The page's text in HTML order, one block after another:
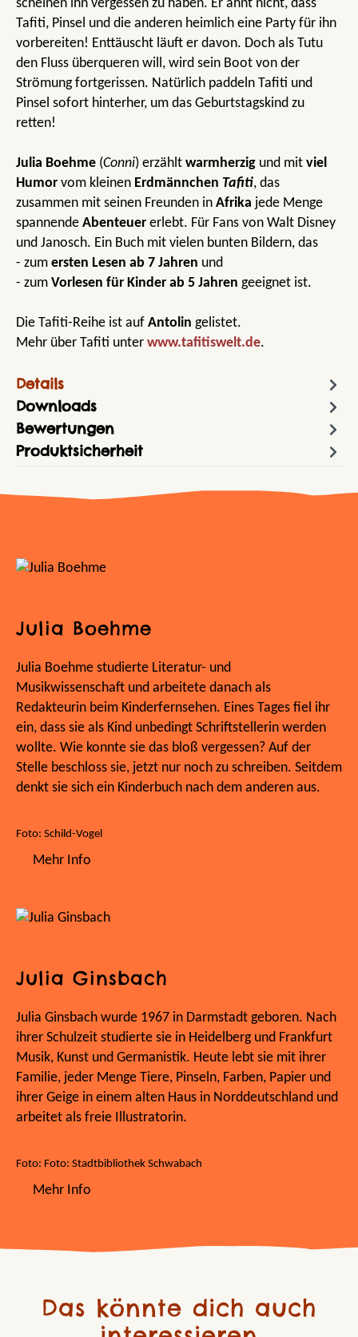
scheinen ihn vergessen zu haben. Er ahnt nicht, dass
Tafiti, Pinsel und die anderen heimlich eine Party für ihn
vorbereiten! Enttäuscht läuft er davon. Doch als Tutu
den Fluss überqueren will, wird sein Boot von der
Strömung fortgerissen. Natürlich paddeln Tafiti und
Pinsel sofort hinterher, um das Geburtstagskind zu
retten!
Julia Boehme (Conni) erzählt warmherzig und mit viel
Humor vom kleinen Erdmännchen Tafiti, das
zusammen mit seinen Freunden in Afrika jede Menge
spannende Abenteuer erlebt. Für Fans von Walt Disney
und Janosch. Ein Buch mit vielen bunten Bildern, das
- zum ersten Lesen ab 7 Jahren und
- zum Vorlesen für Kinder ab 5 Jahren geeignet ist.
Die Tafiti-Reihe ist auf Antolin gelistet.
Mehr über Tafiti unter www.tafitiswelt.de.
Details
Downloads
Bewertungen
Produktsicherheit
Julia Boehme
Julia Boehme studierte Literatur- und
Musikwissenschaft und arbeitete danach als
Redakteurin beim Kinderfernsehen. Eines Tages fiel ihr
ein, dass sie als Kind unbedingt Schriftstellerin werden
wollte. Wie konnte sie das bloß vergessen? Auf der
Stelle beschloss sie, jetzt nur noch zu schreiben. Seitdem
denkt sie sich ein Kinderbuch nach dem anderen aus.
Foto: Schild-Vogel
Mehr Info
Julia Ginsbach
Julia Ginsbach wurde 1967 in Darmstadt geboren. Nach
ihrer Schulzeit studierte sie in Heidelberg und Frankfurt
Musik, Kunst und Germanistik. Heute lebt sie mit ihrer
Familie, jeder Menge Tiere, Pinseln, Farben, Papier und
ihrer Geige in einem alten Haus in Norddeutschland und
arbeitet als freie Illustratorin.
Foto: Foto: Stadtbibliothek Schwabach
Mehr Info
Das könnte dich auch